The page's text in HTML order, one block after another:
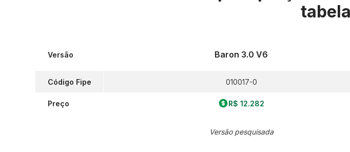
Versão
Código Fipe
Preço
Baron 3.0 V6
010017-0
R$ 12.282
Versão pesquisada